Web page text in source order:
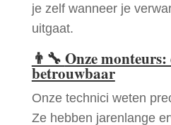
je zelf wanneer je
uitgaat.
👨‍🔧 Onze
betrouwbaar
Onze technici weten
Ze hebben jarenlange